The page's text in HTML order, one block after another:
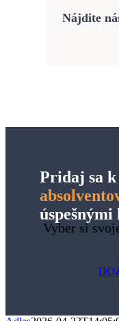
Nájdite
Pridaj sa k
Vyber si